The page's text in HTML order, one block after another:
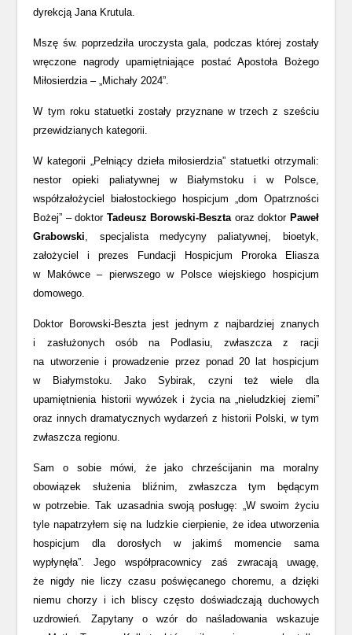
dyrekcją Jana Krutula.
Mszę św. poprzedziła uroczysta gala, podczas której zostały
wręczone nagrody upamiętniające postać Apostoła Bożego
Miłosierdzia – „Michały 2024”.
W tym roku statuetki zostały przyznane w trzech z sześciu
przewidzianych kategorii.
W kategorii „Pełniący dzieła miłosierdzia” statuetki otrzymali:
nestor opieki paliatywnej w Białymstoku i w Polsce,
współzałożyciel białostockiego hospicjum „dom Opatrzności
Bożej” – doktor Tadeusz Borowski-Besztaoraz doktor Paweł
Grabowski, specjalista medycyny paliatywnej, bioetyk,
założyciel i prezes Fundacji Hospicjum Proroka Eliasza
w Makówce – pierwszego w Polsce wiejskiego hospicjum
domowego.
Doktor Borowski-Beszta jest jednym z najbardziej znanych
i zasłużonych osób na Podlasiu, zwłaszcza z racji
na utworzenie i prowadzenie przez ponad 20 lat hospicjum
w Białymstoku. Jako Sybirak, czyni też wiele dla
upamiętnienia historii wywózek i życia na „nieludzkiej ziemi”
oraz innych dramatycznych wydarzeń z historii Polski, w tym
zwłaszcza regionu.
Sam o sobie mówi, że jako chrześcijanin ma moralny
obowiązek służenia bliźnim, zwłaszcza tym będącym
w potrzebie. Tak uzasadnia swoją posługę: „W swoim życiu
tyle napatrzyłem się na ludzkie cierpienie, że idea utworzenia
hospicjum dla dorosłych w jakimś momencie sama
wypłynęła”. Jego współpracownicy zaś zwracają uwagę,
że nigdy nie liczy czasu poświęcanego choremu, a dzięki
niemu chorzy i ich bliscy często doświadczają duchowych
uzdrowień. Zapytany o wzór do naśladowania wskazuje